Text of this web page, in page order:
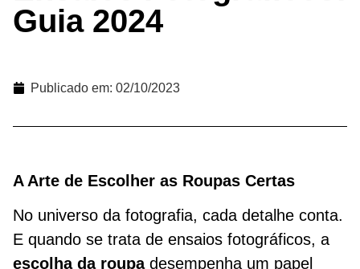
Guia 2024
Publicado em: 02/10/2023
A Arte de Escolher as Roupas Certas
No universo da fotografia, cada detalhe conta.
E quando se trata de ensaios fotográficos, a
escolha da roupadesempenha um papel